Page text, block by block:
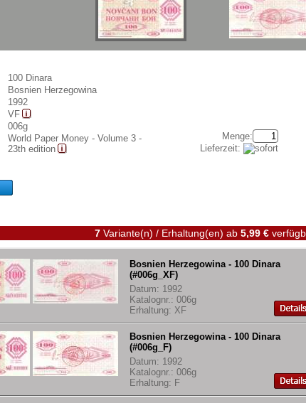
100 Dinara
Bosnien Herzegowina
1992
VF
006g
World Paper Money - Volume 3 -
23th edition
Menge:
Lieferzeit:
7Variante(n) / Erhaltung(en) ab 5,99 €
Bosnien Herzegowina - 100 Dinara
(#006g_XF)
Datum: 1992
Katalognr.: 006g
Erhaltung: XF
Bosnien Herzegowina - 100 Dinara
(#006g_F)
Datum: 1992
Katalognr.: 006g
Erhaltung: F